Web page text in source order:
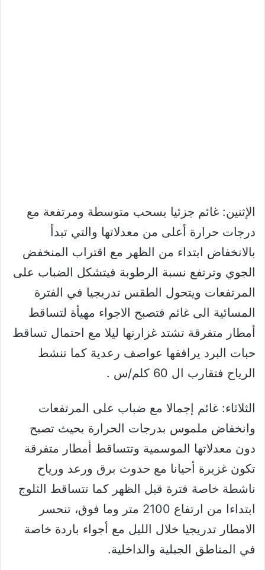
الإثنين: غائم جزئيا بسحب متوسطة ومرتفعة مع
درجات حرارة أعلى من معدلاتها والتي تبدأ
بالانخفاض ابتداء من الظهر مع اقتراب المنخفض
الجوي وترتفع نسبة الرطوبة فيتشكل الضباب على
المرتفعات ويتحول الطقس تدريجيا في الفترة
المسائية الى غائم فتصبح الاجواء مهيأة لتساقط
أمطار متفرقة تشتد غزارتها ليلا مع احتمال تساقط
حبات البرد يرافقها عواصف رعدية كما تنشط
الرياح فتقارب ال 60 كلم/س .
الثلاثاء: غائم إجمالا مع ضباب على المرتفعات
وانخفاض ملموس بدرجات الحرارة بحيث تصبح
دون معدلاتها الموسمية وتتساقط أمطار متفرقة
تكون غزيرة أحيانا مع حدوث برق ورعد ورياح
ناشطة خاصة فترة قبل الظهر كما تتساقط الثلوج
ابتداءا من ارتفاع 2100 متر وما فوق، تنحسر
الامطار تدريجيا خلال الليل مع أجواء باردة خاصة
في المناطق الجبلية والداخلية.